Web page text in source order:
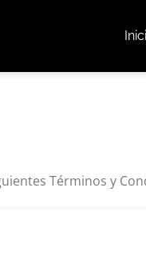
Términos y